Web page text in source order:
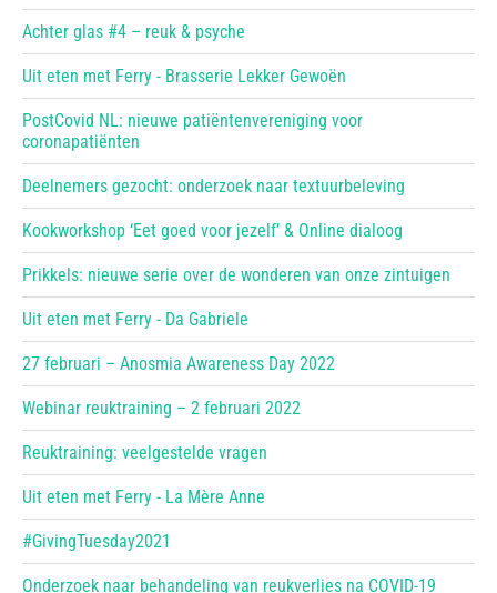
Achter glas #4 – reuk & psyche
Uit eten met Ferry - Brasserie Lekker Gewoën
PostCovid NL: nieuwe patiëntenvereniging voor
coronapatiënten
Deelnemers gezocht: onderzoek naar textuurbeleving
Kookworkshop ‘Eet goed voor jezelf’ & Online dialoog
Prikkels: nieuwe serie over de wonderen van onze zintuigen
Uit eten met Ferry - Da Gabriele
27 februari – Anosmia Awareness Day 2022
Webinar reuktraining – 2 februari 2022
Reuktraining: veelgestelde vragen
Uit eten met Ferry - La Mère Anne
#GivingTuesday2021
Onderzoek naar behandeling van reukverlies na COVID-19